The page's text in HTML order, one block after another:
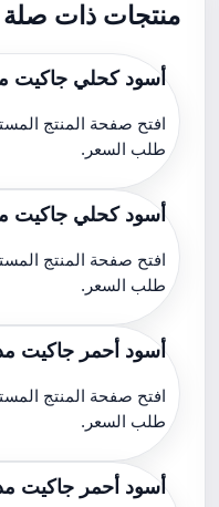
منتجات ذات صلة
أسود كحلي جاكيت
افتح صفحة المنتج
طلب السعر.
أسود كحلي جاكيت
افتح صفحة المنتج
طلب السعر.
أسود أحمر جاكيت
افتح صفحة المنتج
طلب السعر.
أسود أحمر جاكيت